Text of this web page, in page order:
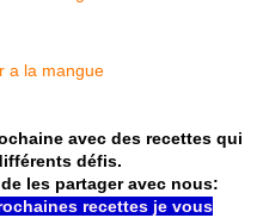
avec des recettes qui
défis.
partager avec nous:
recettes je vous